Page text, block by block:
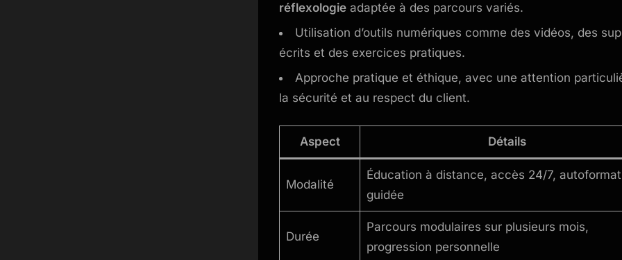
réflexologie adaptée à des parcours variés.
Utilisation d’outils numériques comme des vidéos, des
écrits et des exercices pratiques.
Approche pratique et éthique, avec une attention
la sécurité et au respect du client.
Aspect Détails
Modalité
Éducation à distance, accès 24/7,
guidée
Durée
Parcours modulaires sur plusieurs mois,
progression personnelle